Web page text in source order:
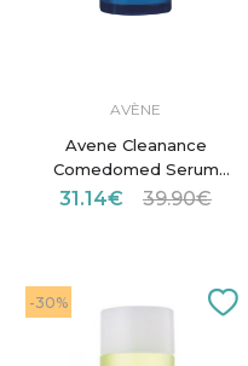
AVÈNE
Avene Cleanance
Comedomed Serum
Intensive 30ml
31.14€ 39.90€
-30%